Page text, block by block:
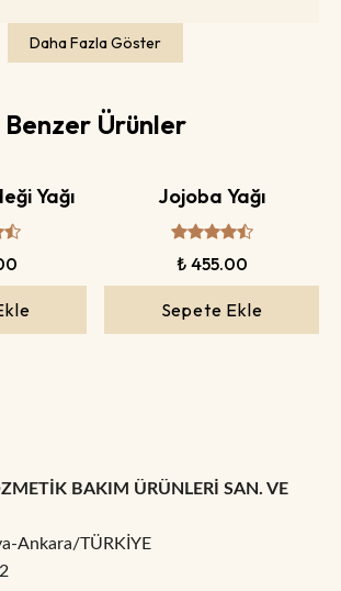
Daha Fazla Göster
Benzer Ürünler
Yağı Jojoba Yağı
₺ 455.00
Sepete Ekle
BAKIM ÜRÜNLERİ SAN. VE
Ankara/TÜRKİYE